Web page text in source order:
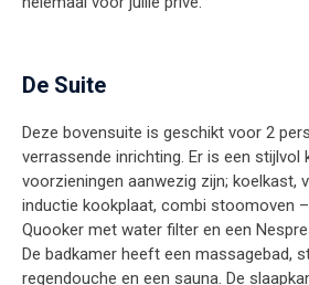
De Suite
Deze bovensuite is geschikt voor 2
verrassende inrichting. Er is een stijlvol
voorzieningen aanwezig zijn; koelkast,
inductie kookplaat, combi stoomoven
Quooker met water filter en een
De badkamer heeft een massagebad,
regendouche en een sauna. De